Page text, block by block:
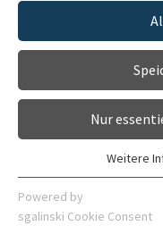
Kliniken & Institute
Forschung
Karriere
Nur
Essentielle Cookies
Webseite benötigt.
Weitere
Powered by
sgalinski Cookie Consent